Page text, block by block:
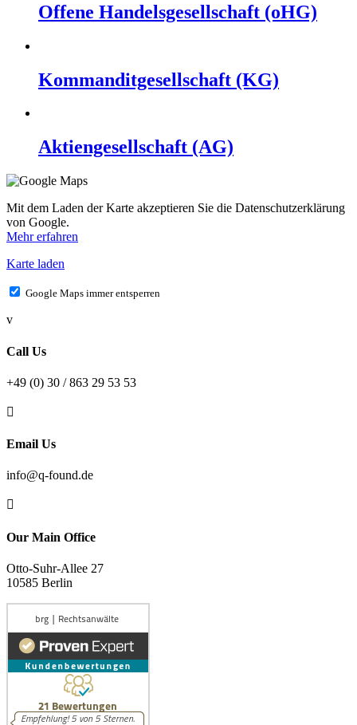
Offene Handelsgesellschaft (oHG)
Kommanditgesellschaft (KG)
Aktiengesellschaft (AG)
Mit dem Laden der Karte akzeptieren Sie die Datenschutzerklärung
von Google.
Mehr erfahren
Karte laden
Google Maps immer entsperren
v
Call Us
+49 (0) 30 / 863 29 53 53

Email Us
info@q-found.de

Our Main Office
Otto-Suhr-Allee 27
10585 Berlin